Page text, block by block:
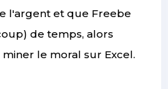
l'argent et que Freebe
de temps, alors
le moral sur Excel.